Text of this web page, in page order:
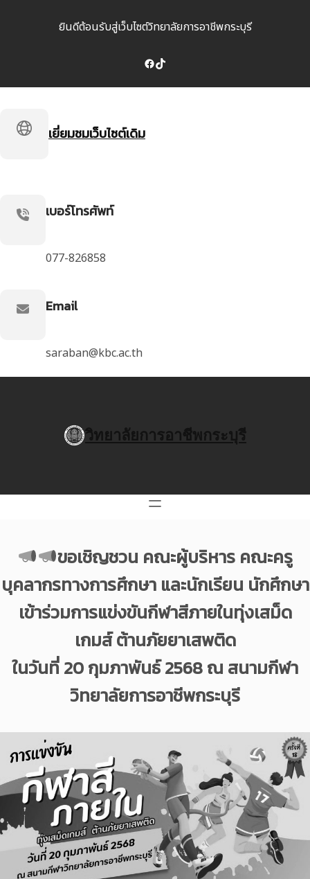
ยินดีต้อนรับสู่เว็บไซต์วิทยาลัยการอาชีพกระบุรี
Facebook TikTok
เยี่ยมชมเว็บไซต์เดิม
เบอร์โทรศัพท์
077-826858
Email
saraban@kbc.ac.th
วิทยาลัยการอาชีพกระบุรี
ขอเชิญชวน คณะผู้บริหาร คณะครู
บุคลากรทางการศึกษา และนักเรียน นักศึกษา
เข้าร่วมการแข่งขันกีฬาสีภายในทุ่งเสม็ด
เกมส์ ต้านภัยยาเสพติด
ในวันที่ 20 กุมภาพันธ์ 2568 ณ สนามกีฬา
วิทยาลัยการอาชีพกระบุรี